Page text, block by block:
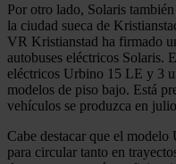
Por otro lado, Solaris
la ciudad sueca de
VR Kristianstad ha firmado
autobuses eléctricos Solaris.
eléctricos Urbino 15 LE y 3
modelos de piso bajo. Está
vehículos se produzca en
Cabe destacar que el
para circular tanto en